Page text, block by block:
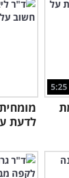
5:25
לדעת